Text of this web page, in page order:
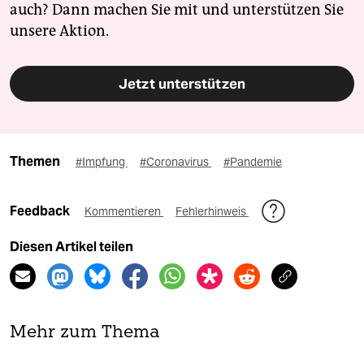
auch? Dann machen Sie mit und unterstützen Sie
unsere Aktion.
Jetzt unterstützen
Themen #Impfung #Coronavirus #Pandemie
Feedback Kommentieren Fehlerhinweis
Diesen Artikel teilen
Mehr zum Thema